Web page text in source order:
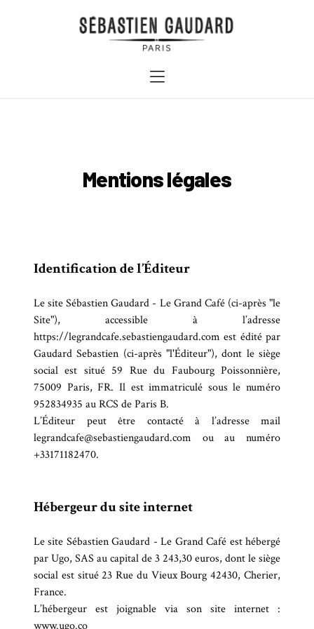
Mentions légales
Identification de l’Éditeur
Le site Sébastien Gaudard - Le Grand Café (ci-après "le
Site"), accessible à l’adresse
https://legrandcafe.sebastiengaudard.com est édité par
Gaudard Sebastien (ci-après "l'Éditeur"), dont le siège
social est situé 59 Rue du Faubourg Poissonnière,
75009 Paris, FR. Il est immatriculé sous le numéro
952834935 au RCS de Paris B.
L’Éditeur peut être contacté à l’adresse mail
legrandcafe@sebastiengaudard.com ou au numéro
+33171182470.
Hébergeur du site internet
Le site Sébastien Gaudard - Le Grand Café est hébergé
par Ugo, SAS au capital de 3 243,30 euros, dont le siège
social est situé 23 Rue du Vieux Bourg 42430, Cherier,
France.
L’hébergeur est joignable via son site internet :
www.ugo.co